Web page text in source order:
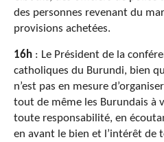
des personnes revenant du
provisions achetées.
16h : Le Président de la
catholiques du Burundi, bien
n’est pas en mesure
tout de même les Burundais à
toute responsabilité, en
en avant le bien et l’intérêt de